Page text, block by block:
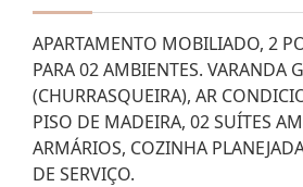
APARTAMENTO MOBILIADO, 2
PARA 02 AMBIENTES. VARANDA
(CHURRASQUEIRA), AR
PISO DE MADEIRA, 02 SUÍTES
ARMÁRIOS, COZINHA
DE SERVIÇO.